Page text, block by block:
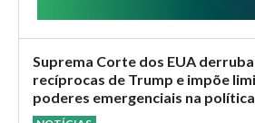
Suprema Corte dos EUA
recíprocas de Trump e impõe
poderes emergenciais na